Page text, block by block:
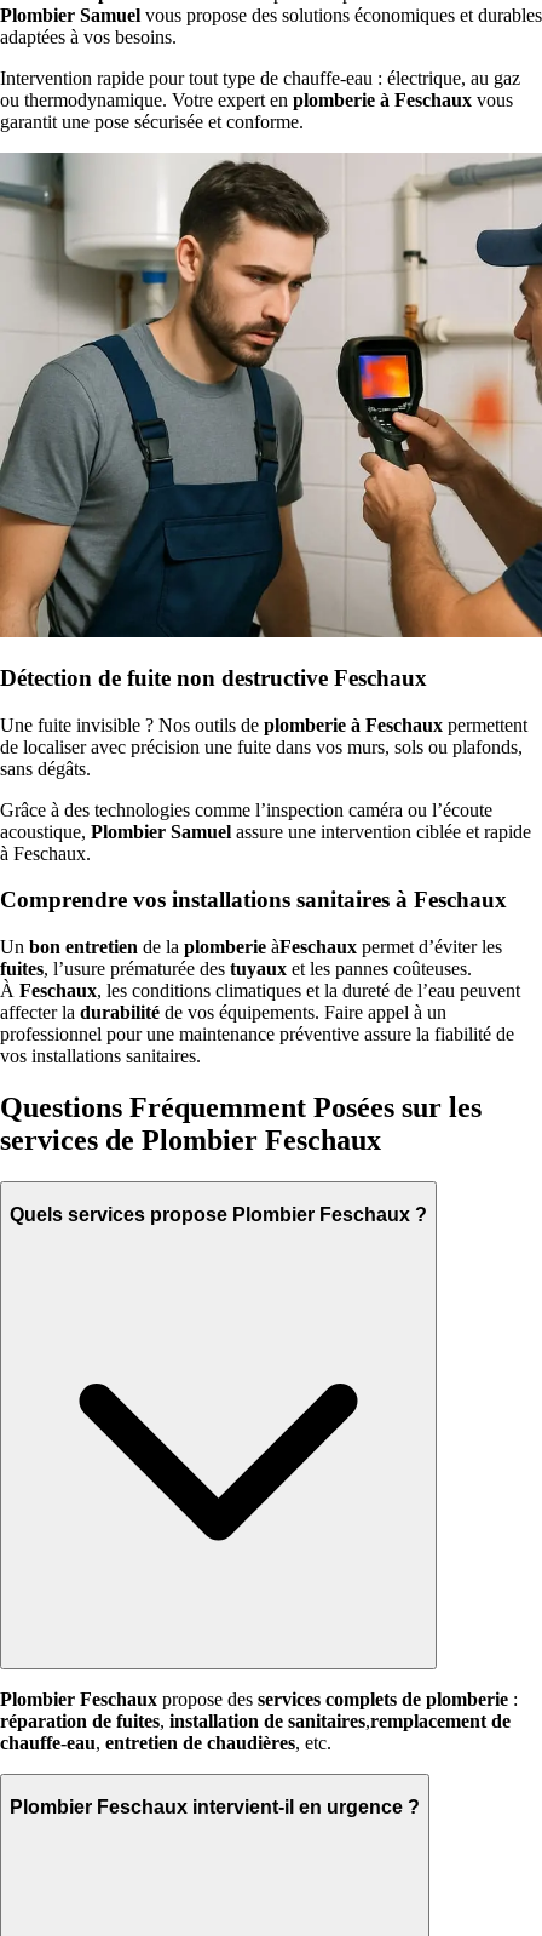
Plombier Samuel vous propose des solutions économiques et durables
adaptées à vos besoins.
Intervention rapide pour tout type de chauffe-eau : électrique, au gaz
ou thermodynamique. Votre expert en plomberie à Feschaux vous
garantit une pose sécurisée et conforme.
Détection de fuite non destructive Feschaux
Une fuite invisible ? Nos outils de plomberie à Feschaux permettent
de localiser avec précision une fuite dans vos murs, sols ou plafonds,
sans dégâts.
Grâce à des technologies comme l’inspection caméra ou l’écoute
acoustique, Plombier Samuel assure une intervention ciblée et rapide
à Feschaux.
Comprendre vos installations sanitaires à Feschaux
Un bon entretien de la plomberie àFeschaux permet d’éviter les
fuites, l’usure prématurée des tuyaux et les pannes coûteuses.
À Feschaux, les conditions climatiques et la dureté de l’eau peuvent
affecter la durabilité de vos équipements. Faire appel à un
professionnel pour une maintenance préventive assure la fiabilité de
vos installations sanitaires.
Questions Fréquemment Posées sur les
services de Plombier Feschaux
Quels services propose Plombier Feschaux ?
Plombier Feschaux propose des services complets de plomberie :
réparation de fuites, installation de sanitaires,remplacement de
chauffe-eau, entretien de chaudières, etc.
Plombier Feschaux intervient-il en urgence ?